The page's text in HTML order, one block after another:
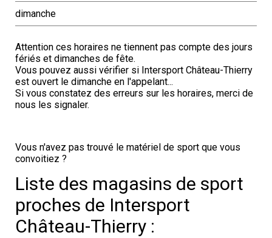
dimanche
Attention ces horaires ne tiennent pas compte des jours
fériés et dimanches de fête.
Vous pouvez aussi vérifier si Intersport Château-Thierry
est ouvert le dimanche en l'appelant...
Si vous constatez des erreurs sur les horaires, merci de
nous les signaler.
Vous n'avez pas trouvé le matériel de sport que vous
convoitiez ?
Liste des magasins de sport
proches de Intersport
Château-Thierry :